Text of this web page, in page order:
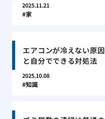
2025.11.21
家
エアコンが冷えない原因
と自分でできる対処法
2025.10.08
知識